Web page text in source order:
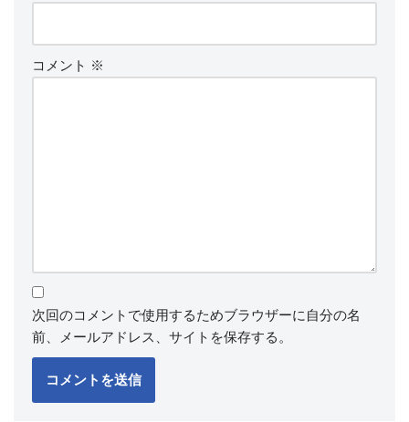
コメント ※
次回のコメントで使用するためブラウザーに自分の名
前、メールアドレス、サイトを保存する。